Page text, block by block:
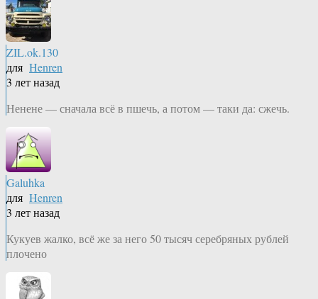
ZIL.ok.130
для Henren
3 лет назад
Ненене — сначала всё в пшечь, а потом — таки да: сжечь.
Galuhka
для Henren
3 лет назад
Кукуев жалко, всё же за него 50 тысяч серебряных рублей
плочено